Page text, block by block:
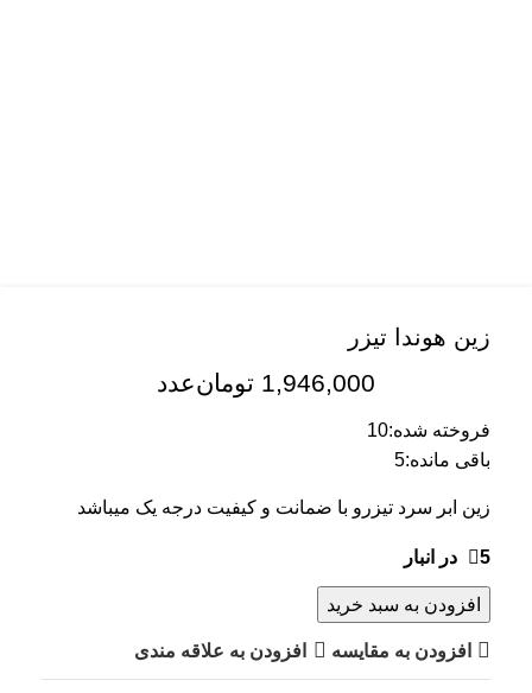
زین هوندا تیزر
1,946,000 تومانعدد
فروخته شده:10
باقی مانده:5
زین ابر سرد تیزرو با ضمانت و کیفیت درجه یک میباشد
5 در انبار
افزودن به سبد خرید
افزودن به مقایسه افزودن به علاقه مندی